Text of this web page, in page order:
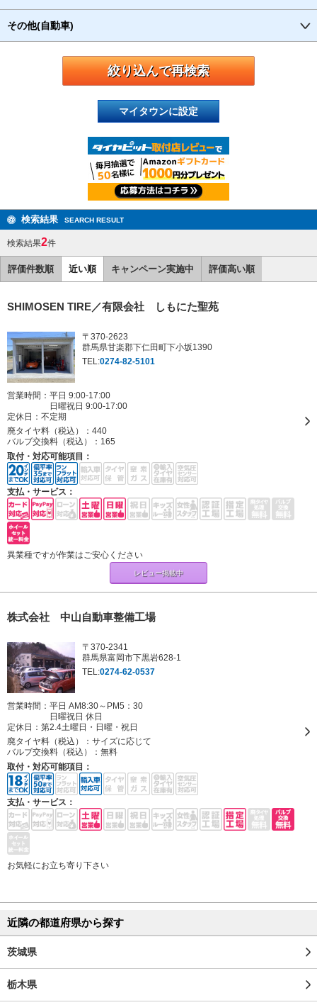
その他(自動車)
マイタウンに設定
検索結果 SEARCH RESULT
検索結果2件
評価件数順 近い順 キャンペーン実施中 評価高い順
SHIMOSEN TIRE／有限会社 しもにた聖苑
〒370-2623
群馬県甘楽郡下仁田町下小坂1390
TEL:0274-82-5101
営業時間：平日 9:00-17:00
日曜祝日 9:00-17:00
定休日： 不定期
廃タイヤ料（税込）： 440
バルブ交換料（税込）： 165
取付・対応可能項目：
支払・サービス：
異業種ですが作業はご安心ください
レビュー掲載中
株式会社 中山自動車整備工場
〒370-2341
群馬県富岡市下黒岩628-1
TEL:0274-62-0537
営業時間：平日 AM8:30～PM5：30
日曜祝日 休日
定休日： 第2.4土曜日・日曜・祝日
廃タイヤ料（税込）： サイズに応じて
バルブ交換料（税込）： 無料
取付・対応可能項目：
支払・サービス：
お気軽にお立ち寄り下さい
近隣の都道府県から探す
茨城県
栃木県